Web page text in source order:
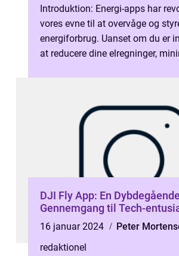
Introduktion: Energi-apps har
vores evne til at overvåge og
energiforbrug. Uanset om du er
at reducere dine elregninger,
DJI Fly App: En Dybdegående
Gennemgang til Tech-
16 januar 2024
Peter
redaktionel